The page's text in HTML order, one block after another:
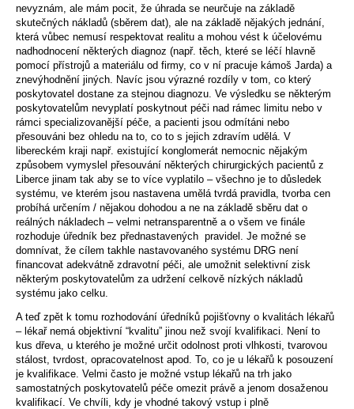
nevyznám, ale mám pocit, že úhrada se neurčuje na základě
skutečných nákladů (sběrem dat), ale na základě nějakých jednání,
která vůbec nemusí respektovat realitu a mohou vést k účelovému
nadhodnocení některých diagnoz (např. těch, které se léčí hlavně
pomocí přístrojů a materiálu od firmy, co v ní pracuje kámoš Jarda) a
znevýhodnění jiných. Navíc jsou výrazné rozdíly v tom, co který
poskytovatel dostane za stejnou diagnozu. Ve výsledku se některým
poskytovatelům nevyplatí poskytnout péči nad rámec limitu nebo v
rámci specializovanější péče, a pacienti jsou odmítáni nebo
přesouváni bez ohledu na to, co to s jejich zdravím udělá. V
libereckém kraji např. existující konglomerát nemocnic nějakým
způsobem vymyslel přesouvání některých chirurgických pacientů z
Liberce jinam tak aby se to více vyplatilo – všechno je to důsledek
systému, ve kterém jsou nastavena umělá tvrdá pravidla, tvorba cen
probíhá určením / nějakou dohodou a ne na základě sběru dat o
reálných nákladech – velmi netransparentně a o všem ve finále
rozhoduje úředník bez přednastavených pravidel. Je možné se
domnívat, že cílem takhle nastavovaného systému DRG není
financovat adekvátně zdravotní péči, ale umožnit selektivní zisk
některým poskytovatelům za udržení celkově nízkých nákladů
systému jako celku.
A teď zpět k tomu rozhodování úředníků pojišťovny o kvalitách lékařů
– lékař nemá objektivní “kvalitu” jinou než svojí kvalifikaci. Není to
kus dřeva, u kterého je možné určit odolnost proti vlhkosti, tvarovou
stálost, tvrdost, opracovatelnost apod. To, co je u lékařů k posouzení
je kvalifikace. Velmi často je možné vstup lékařů na trh jako
samostatných poskytovatelů péče omezit právě a jenom dosaženou
kvalifikací. Ve chvíli, kdy je vhodné takový vstup i plně